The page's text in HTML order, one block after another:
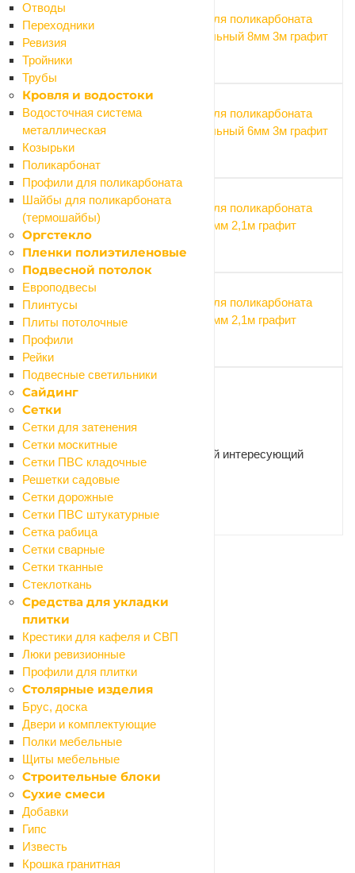
Отводы
Переходники
Ревизия
Тройники
Трубы
Кровля и водостоки
Водосточная система
металлическая
Козырьки
Поликарбонат
Профили для поликарбоната
Шайбы для поликарбоната
(термошайбы)
Оргстекло
Пленки полиэтиленовые
Подвесной потолок
Европодвесы
Плинтусы
Плиты потолочные
Профили
Рейки
Подвесные светильники
Сайдинг
Сетки
Сетки для затенения
Сетки москитные
Сетки ПВС кладочные
Решетки садовые
Сетки дорожные
Сетки ПВС штукатурные
Сетка рабица
Сетки сварные
Сетки тканные
Стеклоткань
Средства для укладки
плитки
Крестики для кафеля и СВП
Люки ревизионные
Профили для плитки
Столярные изделия
Брус, доска
Двери и комплектующие
Полки мебельные
Щиты мебельные
Строительные блоки
Сухие смеси
Добавки
Гипс
Известь
Крошка гранитная
Профиль для поликарбоната
соединительный 8мм 3м графит
Профиль для поликарбоната
соединительный 6мм 3м графит
Профиль для поликарбоната
торцевой 8мм 2,1м графит
Профиль для поликарбоната
торцевой 6мм 2,1м графит
Нужна консультация?
Наши специалисты ответят на любой интересующий
ЗАДАТЬ ВОПРОС
Ваше имя*
Телефон*
Email
Название товара*
Ссылка на товар другого магазина